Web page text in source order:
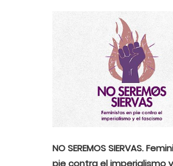
NO SEREMOS SIERVAS.
pie contra el imperialismo